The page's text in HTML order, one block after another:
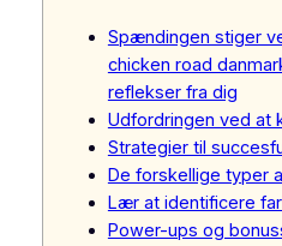
Spændingen stiger
chicken road
reflekser fra dig
Udfordringen ved at
Strategier til
De forskellige typer
Lær at identificere
Power-ups og